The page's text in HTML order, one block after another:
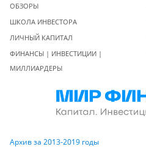
ОБЗОРЫ
ШКОЛА ИНВЕСТОРА
ЛИЧНЫЙ КАПИТАЛ
ФИНАНСЫ | ИНВЕСТИЦИИ |
МИЛЛИАРДЕРЫ
Архив за 2013-2019 годы